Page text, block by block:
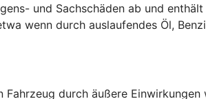
und Sachschäden ab und
wenn durch auslaufendes Öl,
durch äußere